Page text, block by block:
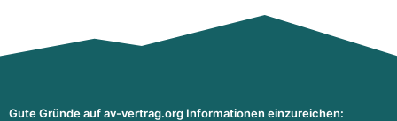
Gute Gründe auf av-vertrag.org Informationen einzureichen: